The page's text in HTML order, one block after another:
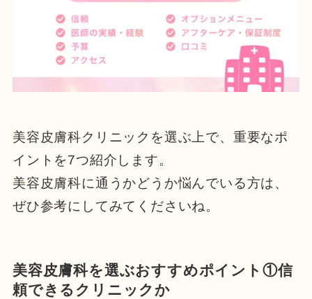
美容皮膚科クリニックを選ぶ上で、重要なポ
イントを7つ紹介します。
美容皮膚科に通うかどうか悩んでいる方は、
ぜひ参考にしてみてくださいね。
美容皮膚科を選ぶおすすめポイント①信
頼できるクリニックか